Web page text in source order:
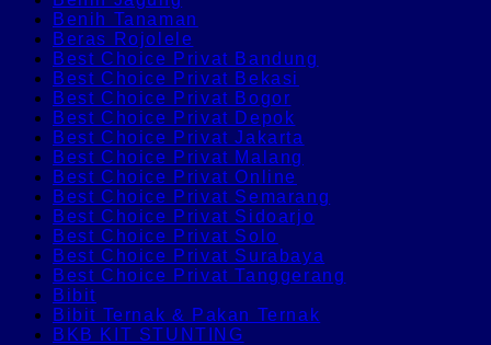
Benih Tanaman
Beras Rojolele
Best Choice Privat Bandung
Best Choice Privat Bekasi
Best Choice Privat Bogor
Best Choice Privat Depok
Best Choice Privat Jakarta
Best Choice Privat Malang
Best Choice Privat Online
Best Choice Privat Semarang
Best Choice Privat Sidoarjo
Best Choice Privat Solo
Best Choice Privat Surabaya
Best Choice Privat Tanggerang
Bibit
Bibit Ternak & Pakan Ternak
BKB KIT STUNTING